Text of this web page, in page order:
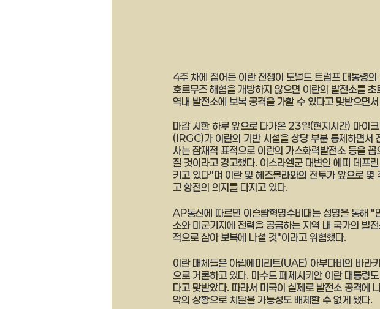
4주 차에 접어든 이란 전쟁이 도널드 트럼프 대통령
호르무즈 해협을 개방하지 않으면 이란의 발전소를
역내 발전소에 보복 공격을 가할 수 있다고 맞받으면
마감 시한 하루 앞으로 다가온 23일(현지시간) 마이
(IRGC)가 이란의 기반 시설을 상당 부분 통제하면서
사는 잠재적 표적으로 이란의 가스화력발전소 등을
질 것이라고 경고했다. 이스라엘군 대변인 에피 데프
키고 있다"며 이란 및 헤즈볼라와의 전투가 앞으로
고 항전의 의지를 다지고 있다.
AP통신에 따르면 이슬람혁명수비대는 성명을 통해 "
소와 미군기지에 전력을 공급하는 지역 내 국가의 발
적으로 삼아 보복에 나설 것"이라고 위협했다.
이란 매체들은 아랍에미리트(UAE) 아부다비의 바라
으로 거론하고 있다. 마수드 페제시키안 이란 대통령
다고 맞받았다. 따라서 미국이 실제로 발전소 공격에
악의 상황으로 치달을 가능성도 배제할 수 없게 됐다.